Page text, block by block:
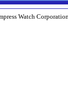
Watch